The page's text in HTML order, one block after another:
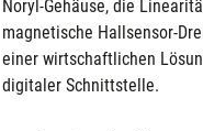
Noryl-Gehäuse, die
magnetische Hallsensor-
einer wirtschaftlichen
digitaler Schnittstelle.